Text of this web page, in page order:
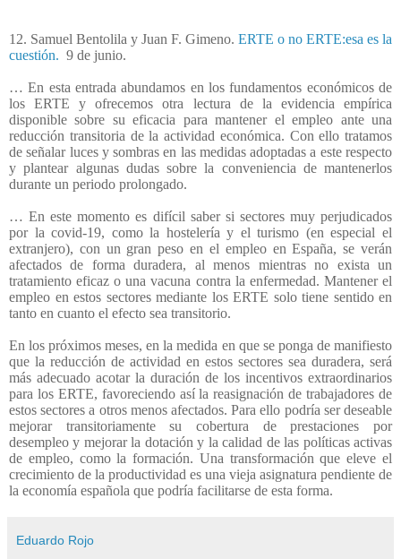
12. Samuel Bentolila y Juan F. Gimeno. ERTE o no ERTE:esa es la
cuestión. 9 de junio.
… En esta entrada abundamos en los fundamentos económicos de
los ERTE y ofrecemos otra lectura de la evidencia empírica
disponible sobre su eficacia para mantener el empleo ante una
reducción transitoria de la actividad económica. Con ello tratamos
de señalar luces y sombras en las medidas adoptadas a este respecto
y plantear algunas dudas sobre la conveniencia de mantenerlos
durante un periodo prolongado.
… En este momento es difícil saber si sectores muy perjudicados
por la covid-19, como la hostelería y el turismo (en especial el
extranjero), con un gran peso en el empleo en España, se verán
afectados de forma duradera, al menos mientras no exista un
tratamiento eficaz o una vacuna contra la enfermedad. Mantener el
empleo en estos sectores mediante los ERTE solo tiene sentido en
tanto en cuanto el efecto sea transitorio.
En los próximos meses, en la medida en que se ponga de manifiesto
que la reducción de actividad en estos sectores sea duradera, será
más adecuado acotar la duración de los incentivos extraordinarios
para los ERTE, favoreciendo así la reasignación de trabajadores de
estos sectores a otros menos afectados. Para ello podría ser deseable
mejorar transitoriamente su cobertura de prestaciones por
desempleo y mejorar la dotación y la calidad de las políticas activas
de empleo, como la formación. Una transformación que eleve el
crecimiento de la productividad es una vieja asignatura pendiente de
la economía española que podría facilitarse de esta forma.
Eduardo Rojo